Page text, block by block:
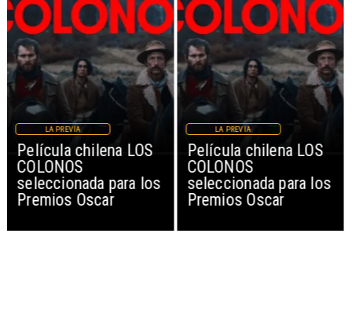
Película chilena LOS
COLONOS
seleccionada para los
Premios Oscar
LA PREVIA
Película chilena LOS
COLONOS
seleccionada para los
Premios Oscar
LA PREVIA